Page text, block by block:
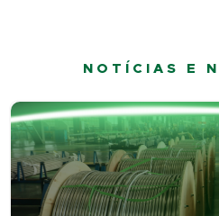
NOTÍCIAS E